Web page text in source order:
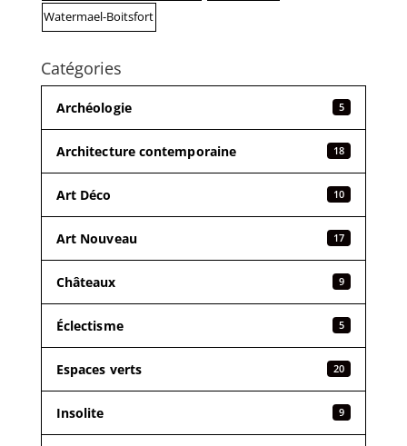
Watermael-Boitsfort
Catégories
Archéologie 5
Architecture contemporaine 18
Art Déco 10
Art Nouveau 17
Châteaux 9
Éclectisme 5
Espaces verts 20
Insolite 9